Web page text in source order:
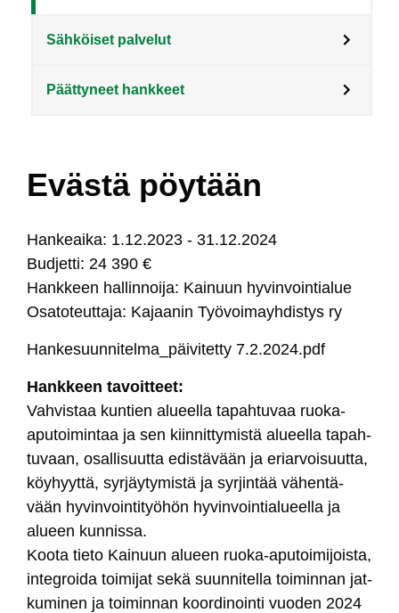
Sähköiset palvelut
Päättyneet hankkeet
Evästä pöytään
Han­keai­ka: 1.12.2023 - 31.12.2024
Bud­jet­ti: 24 390 €
Hank­keen hal­lin­noi­ja: Kai­nuun hy­vin­voin­tia­lue
Osa­to­teut­ta­ja: Ka­jaa­nin Työ­voi­mayh­dis­tys ry
Han­ke­suun­ni­tel­ma_päi­vi­tet­ty 7.2.2024.pdf
Hank­keen ta­voit­teet:
Vah­vis­taa kun­tien alueel­la ta­pah­tu­vaa ruo­ka-
apu­toi­min­taa ja sen kiin­nit­ty­mis­tä alueel­la ta­pah­
tu­vaan, osal­li­suut­ta edis­tä­vään ja eriar­voi­suut­ta,
köy­hyyt­tä, syr­jäy­ty­mis­tä ja syr­jin­tää vä­hen­tä­
vään hy­vin­voin­ti­työ­hön hy­vin­voin­tia­lueel­la ja
alueen kun­nis­sa.
Koo­ta tie­to Kai­nuun alueen ruo­ka-apu­toi­mi­jois­ta,
in­teg­roi­da toi­mi­jat se­kä suun­ni­tel­la toi­min­nan jat­
ku­mi­nen ja toi­min­nan koor­di­noin­ti vuo­den 2024